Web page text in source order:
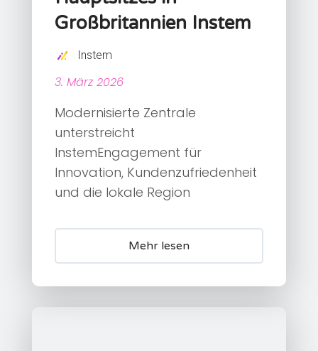
Großbritannien Instem
Instem
3. März 2026
Modernisierte Zentrale
unterstreicht
InstemEngagement für
Innovation, Kundenzufriedenheit
und die lokale Region
Mehr lesen